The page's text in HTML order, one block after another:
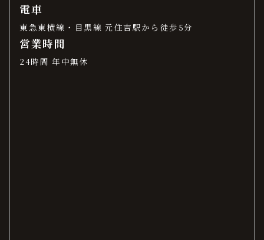
電車
東急東横線・目黒線 元住吉駅から徒歩5分
営業時間
24時間 年中無休